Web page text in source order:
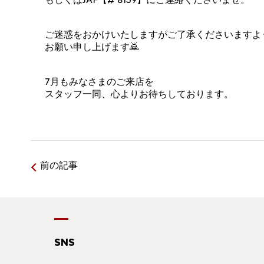
ご迷惑をおかけいたしますがご了承くださいますよ
お願い申し上げます🙇
7月もみなさまのご来店を
スタッフ一同、心よりお待ちしております。
前の記事
SNS